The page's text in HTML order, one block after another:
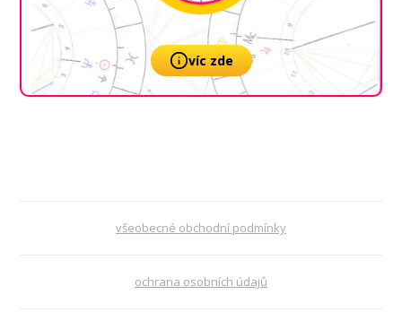
víc zde
všeobecné obchodní podmínky
ochrana osobních údajů